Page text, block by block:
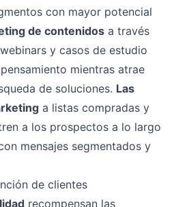
con mayor potencial
de contenidos a través
y casos de estudio
mientras atrae
de soluciones. Las
a listas compradas y
a los prospectos a lo largo
mensajes segmentados y
de clientes
recompensan las